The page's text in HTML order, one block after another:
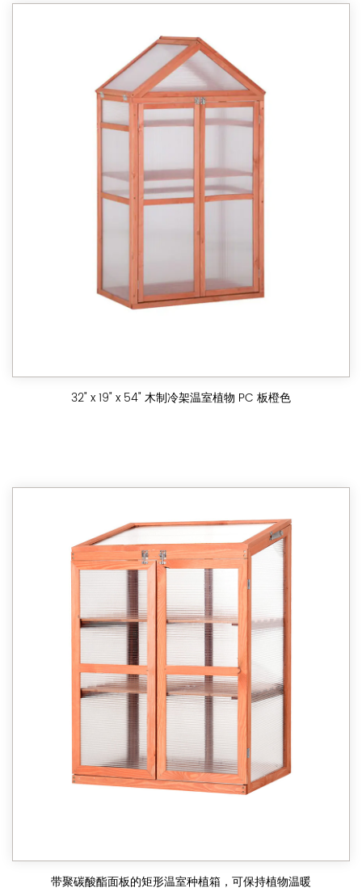
32" x 19" x 54" 木制冷架温室植物 PC 板橙色
带聚碳酸酯面板的矩形温室种植箱，可保持植物温暖